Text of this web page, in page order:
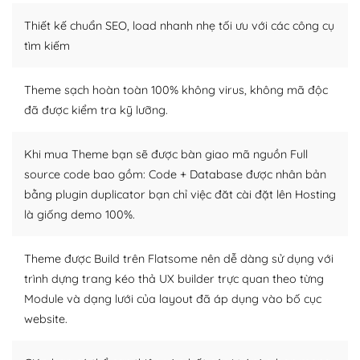
WordPress là nơi lưu trữ cho một diễn đàn cộng đồng
khổng lồ được kiểm duyệt bởi các nhân viên và những
Nếu bạn gặp khó khăn, bạn có thể lên mạng và tìm
kiếm những cộng đồng WordPress, họ sẽ giúp bạn trả
Cộng đồng sử dụng WordPress sẵn sàng hỗ trợ bạn
– Đa dạng plugin và themes
WordPress để tăng thêm các tính năng cần thiết. Có
nhiều plugin trả phí hoặc miễn phí.
Nhờ lượng người dùng đông đảo, thư viện themes và
plugin của WordPress rất phong phú. Bạn có thể thỏa
Thiết kế chuẩn SEO, load nhanh nhẹ tối ưu với các công cụ
tìm kiếm
Theme sạch hoàn toàn 100% không virus, không mã độc
đã được kiểm tra kỹ lưỡng.
Khi mua Theme bạn sẽ được bàn giao mã nguồn Full
source code bao gồm: Code + Database được nhân bản
bằng plugin duplicator bạn chỉ việc đăt cài đặt lên Hosting
là giống demo 100%.
Theme được Build trên Flatsome nên dễ dàng sử dụng với
trình dựng trang kéo thả UX builder trực quan theo từng
Module và dạng lưới của layout đã áp dụng vào bố cục
website.